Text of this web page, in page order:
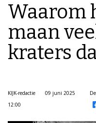
Waarom
maan
kraters
KIJK-redactie
09 juni 2025
12:00